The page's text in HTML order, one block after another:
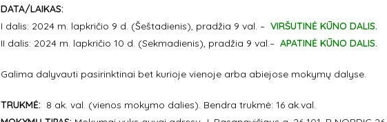
DATA/LAIKAS:
I dalis: 2024 m. lapkričio 9 d. (Šeštadienis), pradžia 9 val. – VIRŠUTINĖ KŪNO DALIS.
II dalis: 2024 m. lapkričio 10 d. (Sekmadienis), pradžia 9 val.– APATINĖ KŪNO DALIS.
Galima dalyvauti pasirinktinai bet kurioje vienoje arba abiejose mokymų dalyse.
TRUKMĖ: 8 ak. val. (vienos mokymo dalies). Bendra trukmė: 16 ak.val.